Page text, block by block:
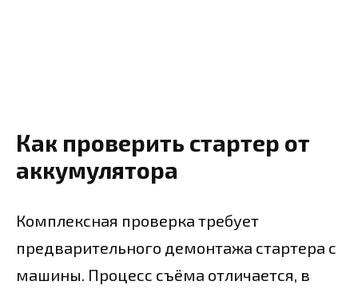
Как проверить стартер от
аккумулятора
Комплексная проверка требует
предварительного демонтажа стартера с
машины. Процесс съёма отличается, в